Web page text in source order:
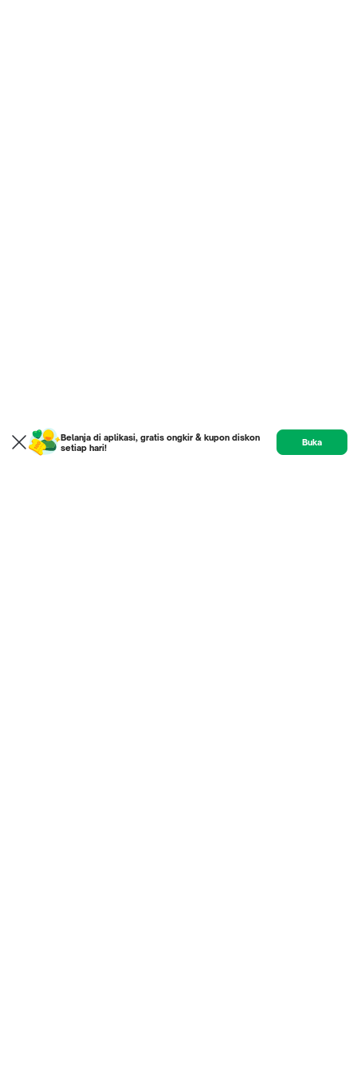
Belanja di aplikasi, gratis ongkir & kupon diskon
setiap hari!
Buka